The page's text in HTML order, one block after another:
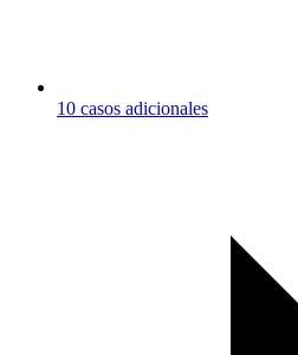
10 casos adicionales